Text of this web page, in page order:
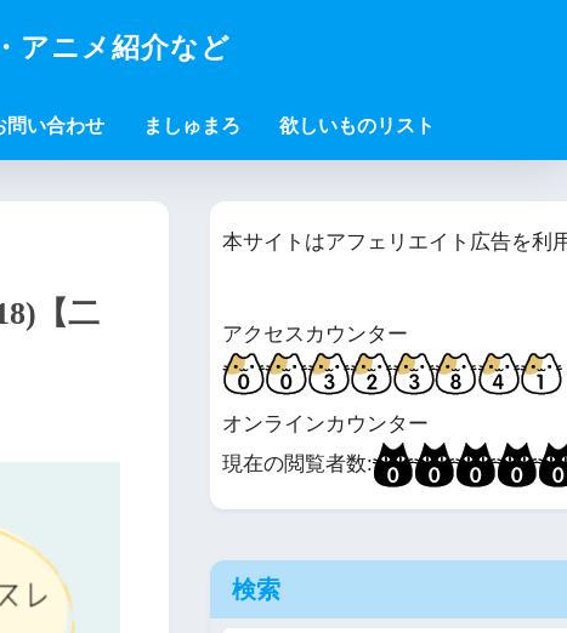
アニメ紹介など
問い合わせ ましゅまろ 欲しいものリスト
【二
本サイトはアフェリエイト広告を利
アクセスカウンター
オンラインカウンター
現在の閲覧者数:
検索